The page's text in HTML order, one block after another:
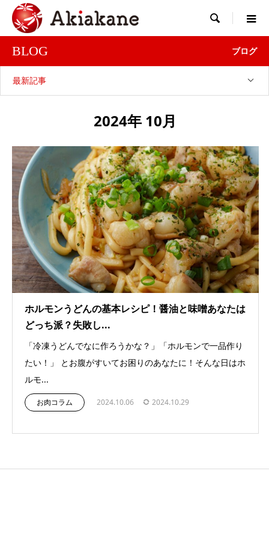

BLOG ブログ
最新記事
2024年 10月
ホルモンうどんの基本レシピ！醤油と味噌あなたは
どっち派？失敗し...
「冷凍うどんでなに作ろうかな？」「ホルモンで一品作り
たい！」 とお腹がすいてお困りのあなたに！そんな日はホ
ルモ...
お肉コラム 2024.10.06 2024.10.29